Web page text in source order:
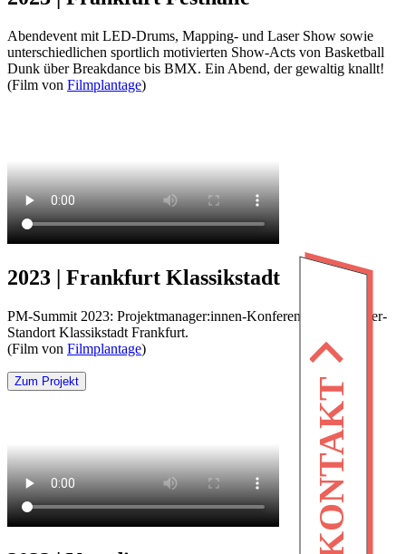
KONTAKT
Abendevent mit LED-Drums, Mapping- und Laser Show sowie
unterschiedlichen sportlich motivierten Show-Acts von Basketball
Dunk über Breakdance bis BMX. Ein Abend, der gewaltig knallt!
(Film von Filmplantage)
2023 | Frankfurt Klassikstadt
PM-Summit 2023: Projektmanager:innen-Konferenz am Oldtimer-
Standort Klassikstadt Frankfurt.
(Film von Filmplantage)
Zum Projekt